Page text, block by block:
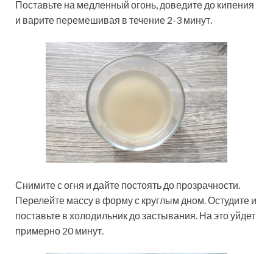
Поставьте на медленный огонь, доведите до кипения
и варите перемешивая в течение 2-3 минут.
Снимите с огня и дайте постоять до прозрачности.
Перелейте массу в форму с круглым дном. Остудите и
поставьте в холодильник до застывания. На это уйдет
примерно 20 минут.